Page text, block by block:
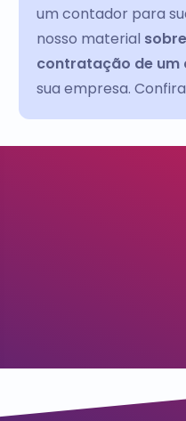
um contador para
nosso material
contratação de um
sua empresa. Confira